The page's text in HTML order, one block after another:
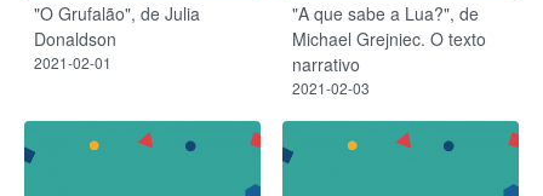
"O Grufalão", de Julia
Donaldson
2021-02-01
"A que sabe a Lua?", de
Michael Grejniec. O texto
narrativo
2021-02-03